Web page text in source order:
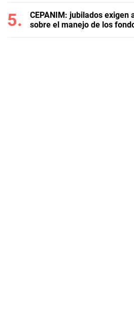
CEPANIM: jubilados exigen
sobre el manejo de los